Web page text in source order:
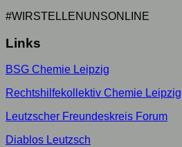
#WIRSTELLENUNSONLINE
Links
BSG Chemie Leipzig
Rechtshilfekollektiv Chemie Leipzig
Leutzscher Freundeskreis Forum
Diablos Leutzsch